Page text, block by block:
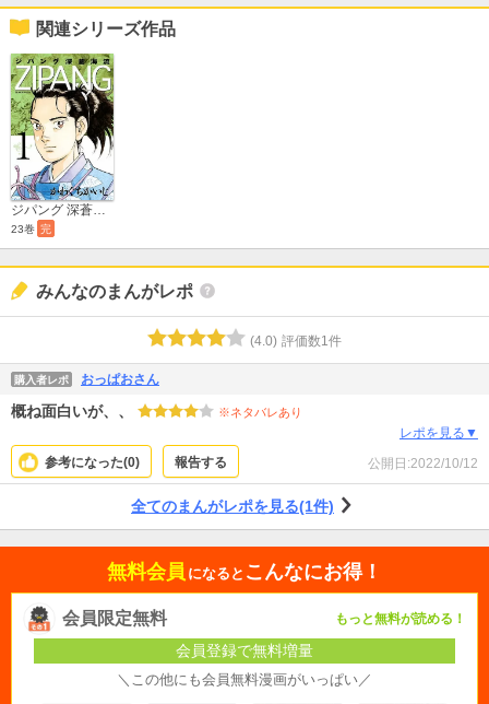
関連シリーズ作品
23巻 完
みんなのまんがレポ
(4.0) 評価数1 件
購入者レポ おっぱおさん
概ね面白いが、、 ※ネタバレあり
レポを見る▼
参考になった(0) 報告する 公開日:2022/10/12
全てのまんがレポを見る(1件)
無料会員 になると こんなにお得！
会員限定無料 もっと無料が読める！
会員登録で無料増量
＼この他にも会員無料漫画がいっぱい／